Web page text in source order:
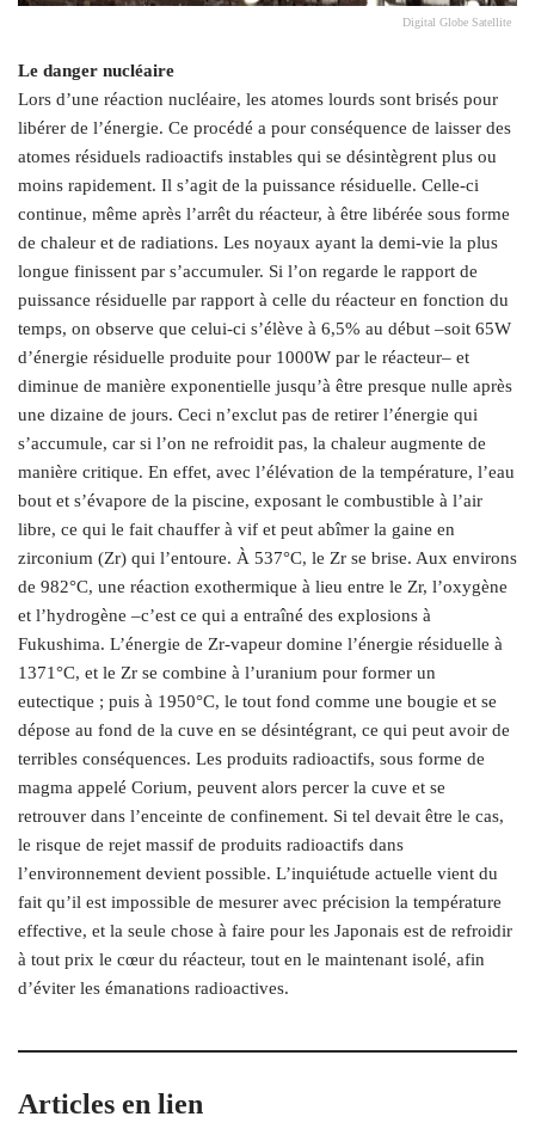
Digital Globe Satellite
Le danger nucléaire
Lors d’une réaction nucléaire, les atomes lourds sont brisés pour
libérer de l’énergie. Ce procédé a pour conséquence de laisser des
atomes résiduels radioactifs instables qui se désintègrent plus ou
moins rapidement. Il s’agit de la puissance résiduelle. Celle-ci
continue, même après l’arrêt du réacteur, à être libérée sous forme
de chaleur et de radiations. Les noyaux ayant la demi-vie la plus
longue finissent par s’accumuler. Si l’on regarde le rapport de
puissance résiduelle par rapport à celle du réacteur en fonction du
temps, on observe que celui-ci s’élève à 6,5% au début –soit 65W
d’énergie résiduelle produite pour 1000W par le réacteur– et
diminue de manière exponentielle jusqu’à être presque nulle après
une dizaine de jours. Ceci n’exclut pas de retirer l’énergie qui
s’accumule, car si l’on ne refroidit pas, la chaleur augmente de
manière critique. En effet, avec l’élévation de la température, l’eau
bout et s’évapore de la piscine, exposant le combustible à l’air
libre, ce qui le fait chauffer à vif et peut abîmer la gaine en
zirconium (Zr) qui l’entoure. À 537°C, le Zr se brise. Aux environs
de 982°C, une réaction exothermique à lieu entre le Zr, l’oxygène
et l’hydrogène –c’est ce qui a entraîné des explosions à
Fukushima. L’énergie de Zr-vapeur domine l’énergie résiduelle à
1371°C, et le Zr se combine à l’uranium pour former un
eutectique ; puis à 1950°C, le tout fond comme une bougie et se
dépose au fond de la cuve en se désintégrant, ce qui peut avoir de
terribles conséquences. Les produits radioactifs, sous forme de
magma appelé Corium, peuvent alors percer la cuve et se
retrouver dans l’enceinte de confinement. Si tel devait être le cas,
le risque de rejet massif de produits radioactifs dans
l’environnement devient possible. L’inquiétude actuelle vient du
fait qu’il est impossible de mesurer avec précision la température
effective, et la seule chose à faire pour les Japonais est de refroidir
à tout prix le cœur du réacteur, tout en le maintenant isolé, afin
d’éviter les émanations radioactives.
Articles en lien